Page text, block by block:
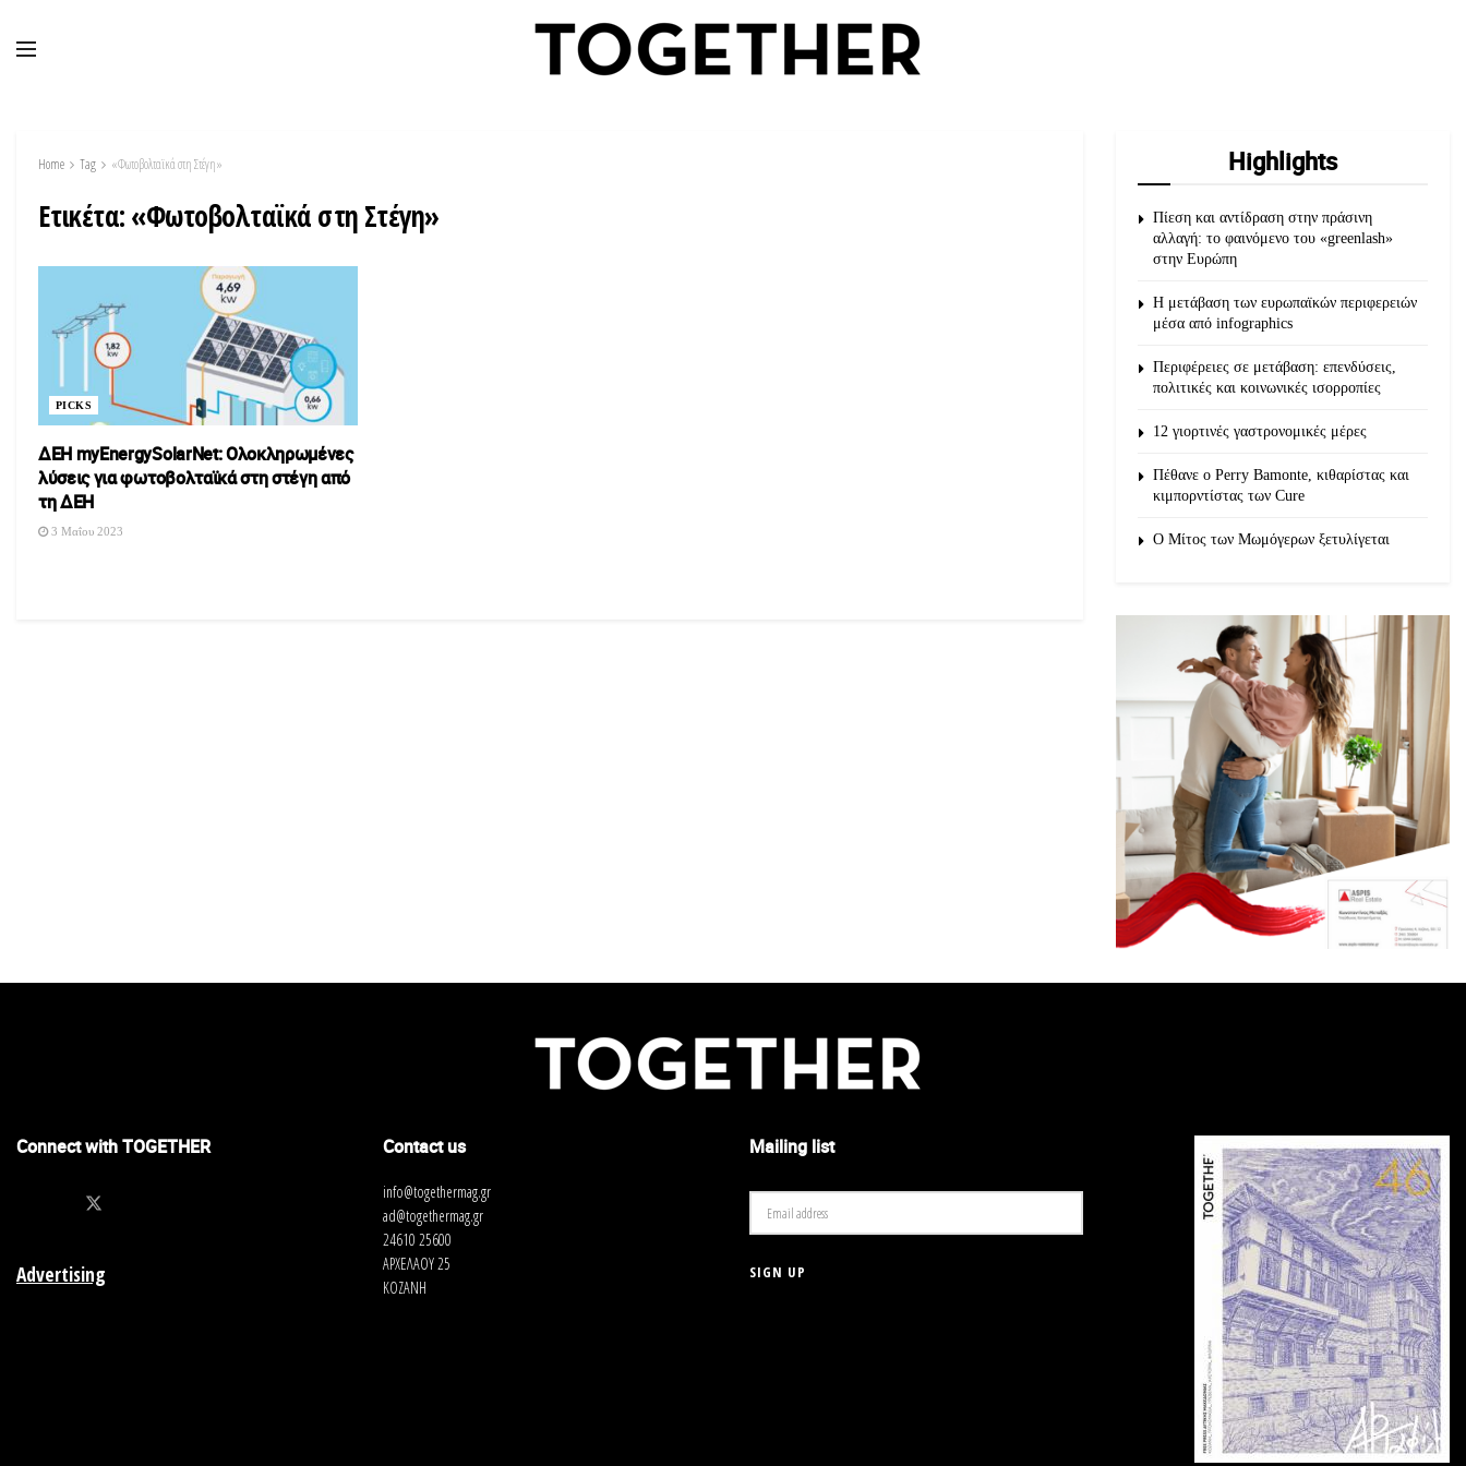
Home Tag «Φωτοβολταϊκά στη Στέγη»
Ετικέτα:«Φωτοβολταϊκά στη Στέγη»
PICKS
ΔΕΗ myEnergySolarNet: Ολοκληρωμένες
λύσεις για φωτοβολταϊκά στη στέγη από
τη ΔΕΗ
3 Μαΐου 2023
Highlights
Πίεση και αντίδραση στην πράσινη
αλλαγή: το φαινόμενο του «greenlash»
στην Ευρώπη
Η μετάβαση των ευρωπαϊκών περιφερειών
μέσα από infographics
Περιφέρειες σε μετάβαση: επενδύσεις,
πολιτικές και κοινωνικές ισορροπίες
12 γιορτινές γαστρονομικές μέρες
Πέθανε ο Perry Bamonte, κιθαρίστας και
κιμπορντίστας των Cure
O Μίτος των Μωμόγερων ξετυλίγεται
Connect with TOGETHER
Advertising
Contact us
info@togethermag.gr
ad@togethermag.gr
24610 25600
ΑΡΧΕΛΑΟΥ 25
ΚΟΖΑΝΗ
Mailing list